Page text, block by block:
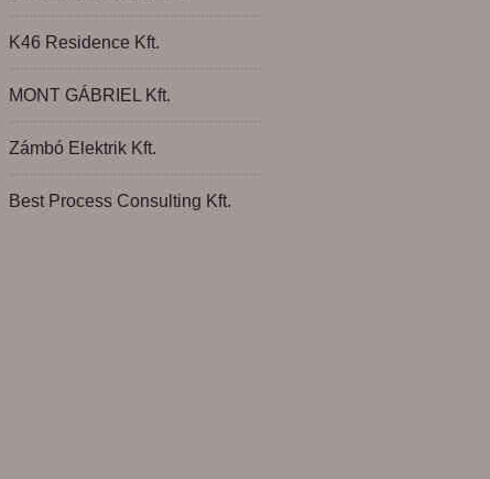
K46 Residence Kft.
MONT GÁBRIEL Kft.
Zámbó Elektrik Kft.
Best Process Consulting Kft.